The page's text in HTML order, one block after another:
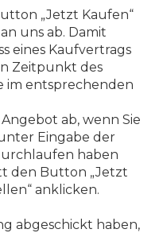
„Jetzt Kaufen“
uns ab. Damit
eines Kaufvertrags
Zeitpunkt des
im entsprechenden
ab, wenn Sie
Eingabe der
haben
den Button „Jetzt
anklicken.
abgeschickt haben,